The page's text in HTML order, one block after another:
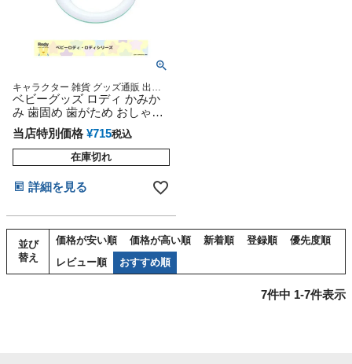
キャラクター 雑貨 グッズ通販 出産
記念 出産祝い 小物 出産記念
ベビーグッズ ロディ かみか
み 歯固め 歯がため おしゃぶ
り 音が鳴る おもちゃ オモチ
ャ
当店特別価格 ¥715税込
在庫切れ
詳細を見る
並び
替え
価格が安い順 価格が高い順 新着順 登録順
優先度順
レビュー順
おすすめ順
7件中 1-7件表示